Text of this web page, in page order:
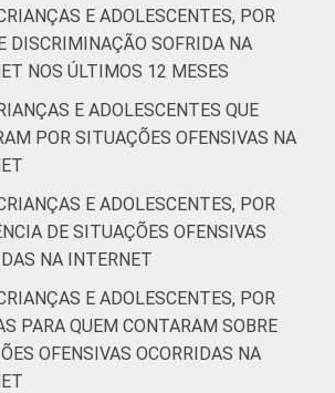
E ADOLESCENTES, POR
DISCRIMINAÇÃO SOFRIDA NA
NOS ÚLTIMOS 12 MESES
E ADOLESCENTES QUE
POR SITUAÇÕES OFENSIVAS NA
E ADOLESCENTES, POR
DE SITUAÇÕES OFENSIVAS
NA INTERNET
E ADOLESCENTES, POR
PARA QUEM CONTARAM SOBRE
OFENSIVAS OCORRIDAS NA